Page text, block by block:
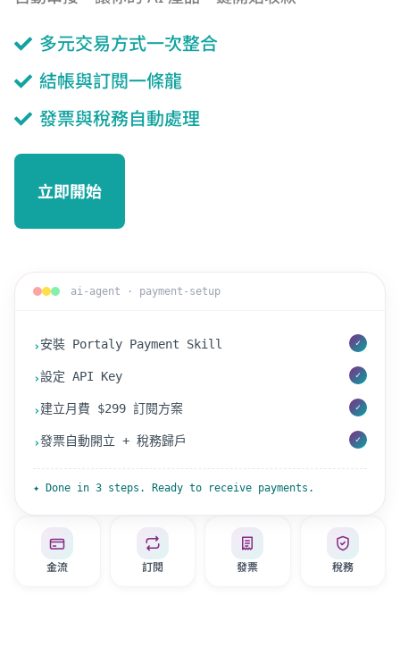
多元交易方式一次整合
結帳與訂閱一條龍
發票與稅務自動處理
立即開始
ai-agent · payment-setup
›安裝 Portaly Payment Skill ✓
›設定 API Key ✓
›建立月費 $299 訂閱方案 ✓
›發票自動開立 + 稅務歸戶 ✓
✦ Done in 3 steps. Ready to receive payments.
金流 訂閱 發票 稅務